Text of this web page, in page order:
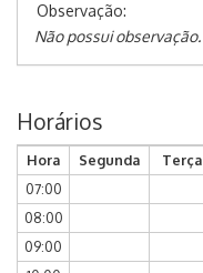
Observação:
Não possui observação.
Horários
Hora Segunda Terça
07:00
08:00
09:00